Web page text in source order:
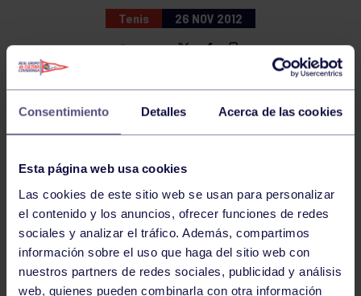
Consentimiento Detalles Acerca de las cookies
Esta página web usa cookies
Las cookies de este sitio web se usan para personalizar
el contenido y los anuncios, ofrecer funciones de redes
sociales y analizar el tráfico. Además, compartimos
información sobre el uso que haga del sitio web con
nuestros partners de redes sociales, publicidad y análisis
web, quienes pueden combinarla con otra información
Tenis 26 NOV 2012
Comparte